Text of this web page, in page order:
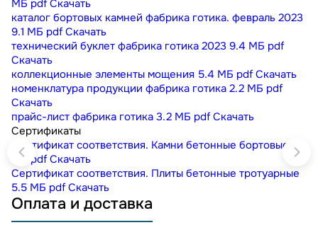
МБ pdf Скачать
каталог бортовых камней фабрика готика. февраль 2023
9.1 МБ pdf Скачать
технический буклет фабрика готика 2023 9.4 МБ pdf
Скачать
коллекционные элементы мощения 5.4 МБ pdf Скачать
номенклатура продукции фабрика готика 2.2 МБ pdf
Скачать
прайс-лист фабрика готика 3.2 МБ pdf Скачать
Сертификаты
Сертификат соответствия. Камни бетонные бортовые 1
МБ pdf Скачать
Сертификат соответствия. Плиты бетонные тротуарные
5.5 МБ pdf Скачать
Оплата и доставка